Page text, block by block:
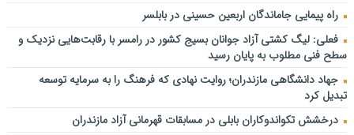
راه پیمایی جاماندگان اربعین حسینی در بابلسر
فعلی: لیگ کشتی آزاد جوانان بسیج کشور در رامسر با رقابت‌هایی نزدیک و
سطح فنی مطلوب به پایان رسید
جهاد دانشگاهی مازندران؛ روایت نهادی که فرهنگ را به سرمایه توسعه
تبدیل کرد
درخشش تکواندوکاران بابلی در مسابقات قهرمانی آزاد مازندران